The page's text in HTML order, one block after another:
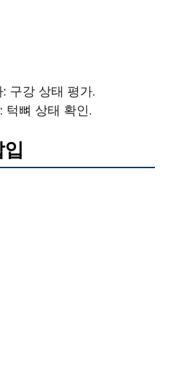
구강 상태 평가.
턱뼈 상태 확인.